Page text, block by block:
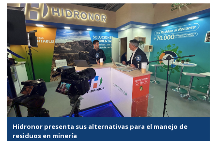
Hidronor presenta sus alternativas para el manejo de
residuos en minería